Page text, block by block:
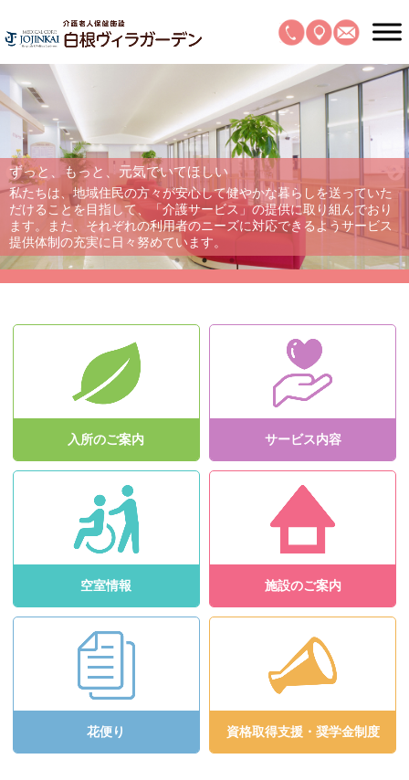
ずっと、もっと、元気でいてほしい
私たちは、地域住民の方々が安心して健やかな暮らしを送っていた
だけることを目指して、「介護サービス」の提供に取り組んでおり
ます。また、それぞれの利用者のニーズに対応できるようサービス
提供体制の充実に日々努めています。
入所のご案内 サービス内容
空室情報 施設のご案内
花便り 資格取得支援・奨学金制度